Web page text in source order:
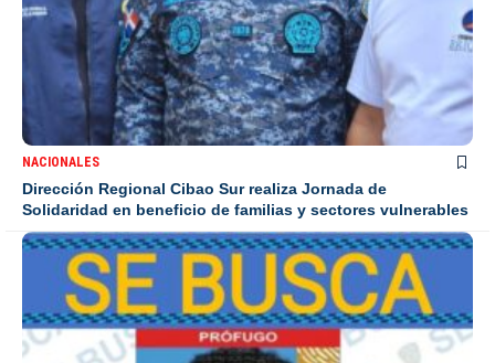
NACIONALES
Dirección Regional Cibao Sur realiza Jornada de
Solidaridad en beneficio de familias y sectores vulnerables